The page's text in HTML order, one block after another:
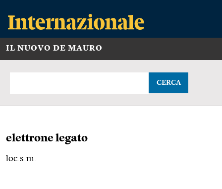
IL NUOVO DE MAURO
CERCA
elettrone legato
loc.s.m.